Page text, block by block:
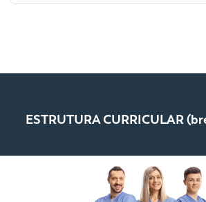
ESTRUTURA CURRICULAR